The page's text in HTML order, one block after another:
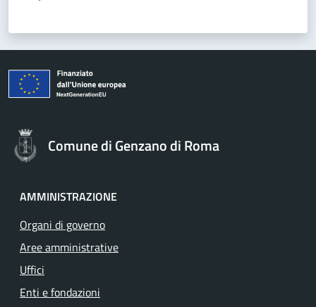
Comune di Genzano di Roma
AMMINISTRAZIONE
Organi di governo
Aree amministrative
Uffici
Enti e fondazioni